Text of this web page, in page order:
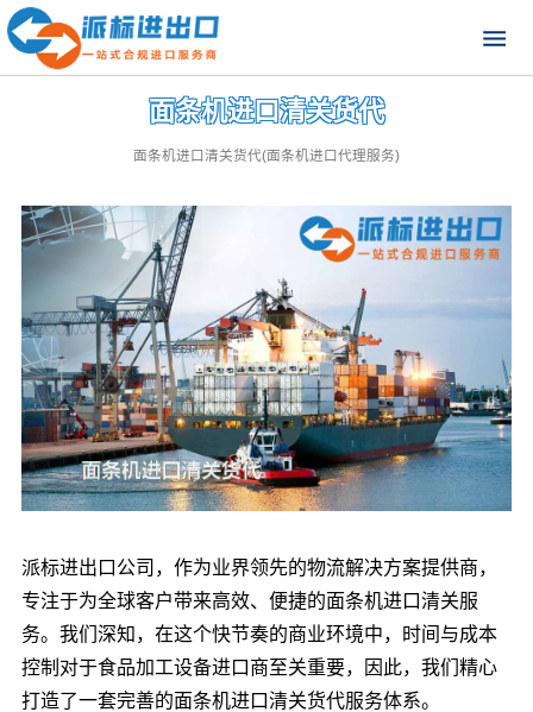
面条机进口清关货代
面条机进口清关货代(面条机进口代理服务)
派标进出口公司，作为业界领先的物流解决方案提供商，
专注于为全球客户带来高效、便捷的面条机进口清关服
务。我们深知，在这个快节奏的商业环境中，时间与成本
控制对于食品加工设备进口商至关重要，因此，我们精心
打造了一套完善的面条机进口清关货代服务体系。